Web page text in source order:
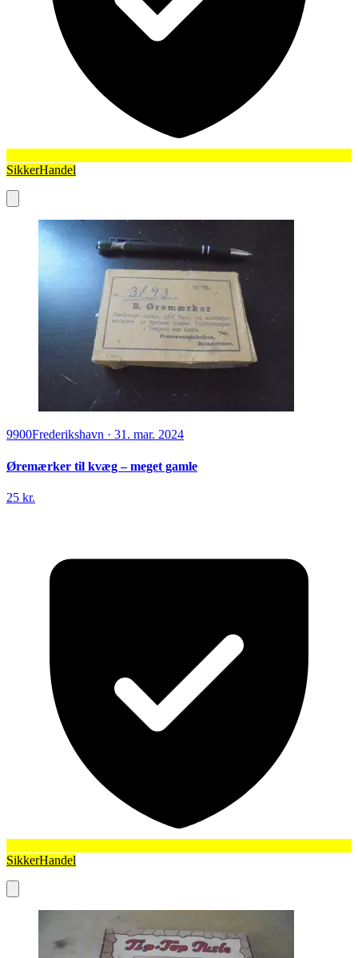
SikkerHandel
9900Frederikshavn · 31. mar. 2024
Øremærker til kvæg – meget gamle
25 kr.
SikkerHandel